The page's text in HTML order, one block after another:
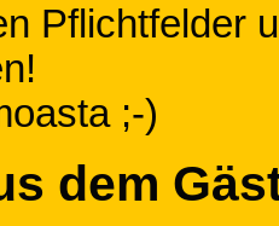
Pflichtfelder
;-)
dem